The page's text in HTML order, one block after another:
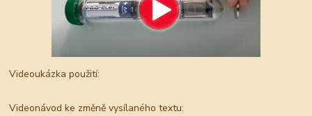
Videoukázka použití:
Videonávod ke změně vysílaného textu: